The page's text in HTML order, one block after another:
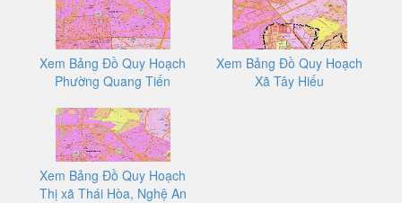
Xem Bảng Đồ Quy Hoạch
Phường Quang Tiến
Xem Bảng Đồ Quy Hoạch
Xã Tây Hiếu
Xem Bảng Đồ Quy Hoạch
Thị xã Thái Hòa, Nghệ An